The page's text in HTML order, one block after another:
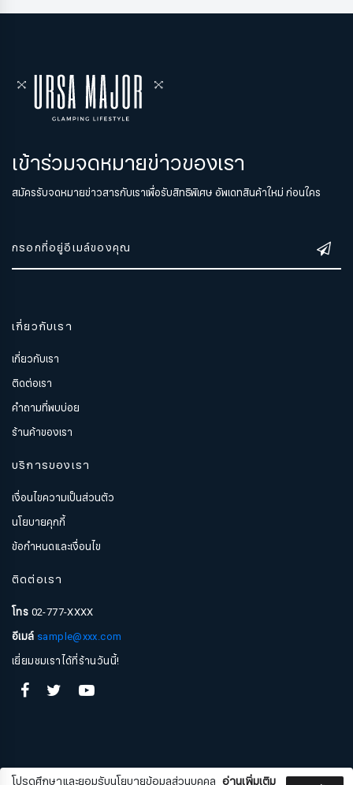
โปรดศึกษาและยอมรับนโยบายข้อมูลส่วนบุคคล อ่านเพิ่มเติม
เข้าร่วมจดหมายข่าวของเรา
สมัครรับจดหมายข่าวสารกับเราเพื่อรับสิทธิพิเศษ อัพเดทสินค้าใหม่ ก่อนใคร
เกี่ยวกับเรา
เกี่ยวกับเรา
ติดต่อเรา
คำถามที่พบบ่อย
ร้านค้าของเรา
บริการของเรา
เงื่อนไขความเป็นส่วนตัว
นโยบายคุกกี้
ข้อกำหนดและเงื่อนไข
ติดต่อเรา
โทร 02-777-XXXX
อีเมล์ sample@xxx.com
เยี่ยมชมเราได้ที่ร้านวันนี้!
สมัครรับจดหมายข่าว
ชื่อ
นามสกุล